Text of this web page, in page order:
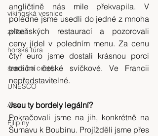
vikingská vesnice
zvířata
horská túra
sama na cestě
UNESCO
Asie
Filipíny
angličtině nás mile překvapila. V
poledne jsme usedli do jedné z mnoha
plzeňských restaurací a pozorovali
ceny jídel v poledním menu. Za cenu
čtyř euro jsme dostali krásnou porci
tradiční české svíčkové. Ve Francii
nepředstavitelné.
Jsou ty bordely legální?
Pokračovali jsme na jih, konkrétně na
Šumavu k Boubínu. Projížděli jsme přes